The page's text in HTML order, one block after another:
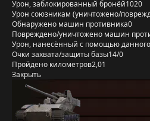
Урон, заблокированный бронёй1020
Урон союзникам (уничтожено/
Обнаружено машин противника0
Повреждено/уничтожено машин
Урон, нанесённый с помощью данного
Очки захвата/защиты базы14/0
Пройдено километров2,01
Закрыть